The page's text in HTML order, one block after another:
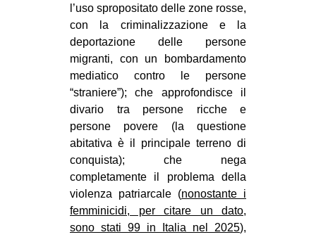
l’uso spropositato delle zone rosse,
con la criminalizzazione e la
deportazione delle persone
migranti, con un bombardamento
mediatico contro le persone
“straniere”); che approfondisce il
divario tra persone ricche e
persone povere (la questione
abitativa è il principale terreno di
conquista); che nega
completamente il problema della
violenza patriarcale (nonostante i
femminicidi, per citare un dato,
sono stati 99 in Italia nel 2025),